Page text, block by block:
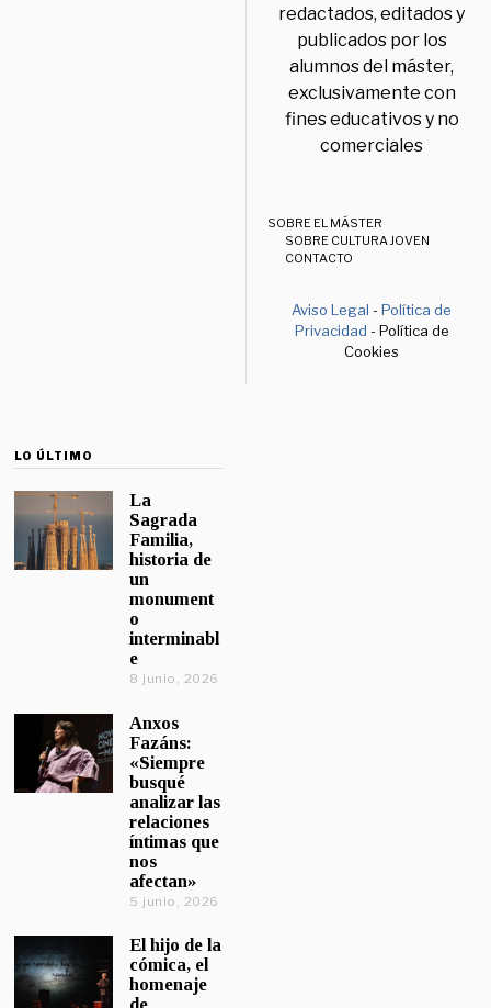
redactados, editados y
publicados por los
alumnos del máster,
exclusivamente con
fines educativos y no
comerciales
SOBRE EL MÁSTER
SOBRE CULTURA JOVEN
CONTACTO
Aviso Legal -Política de
Privacidad - Política de
Cookies
LO ÚLTIMO
La
Sagrada
Familia,
historia de
un
monument
o
interminabl
e
8 junio, 2026
Anxos
Fazáns:
«Siempre
busqué
analizar las
relaciones
íntimas que
nos
afectan»
5 junio, 2026
El hijo de la
cómica, el
homenaje